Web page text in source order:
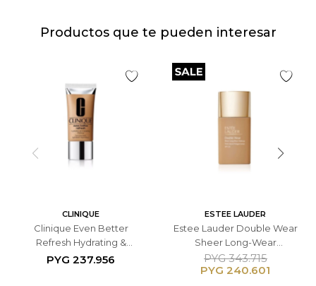
Productos que te pueden interesar
CLINIQUE
Clinique Even Better
Refresh Hydrating &
Repairing Makeup
PYG 237.956
ESTEE LAUDER
Estee Lauder Double Wear
Sheer Long-Wear
Foundation SPF20 30ml - -
Base de Maquillaje Tono
PYG 240.601
PYG 343.715